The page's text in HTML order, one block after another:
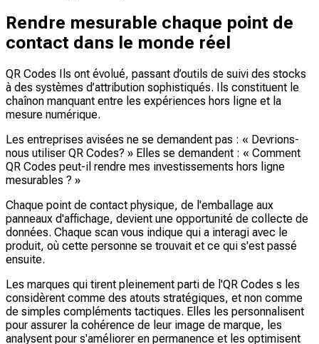
Rendre mesurable chaque point de
contact dans le monde réel
QR Codes Ils ont évolué, passant d’outils de suivi des stocks
à des systèmes d’attribution sophistiqués. Ils constituent le
chaînon manquant entre les expériences hors ligne et la
mesure numérique.
Les entreprises avisées ne se demandent pas : « Devrions-
nous utiliser QR Codes? » Elles se demandent : « Comment
QR Codes peut-il rendre mes investissements hors ligne
mesurables ? »
Chaque point de contact physique, de l'emballage aux
panneaux d'affichage, devient une opportunité de collecte de
données. Chaque scan vous indique qui a interagi avec le
produit, où cette personne se trouvait et ce qui s'est passé
ensuite.
Les marques qui tirent pleinement parti de l'QR Codes s les
considèrent comme des atouts stratégiques, et non comme
de simples compléments tactiques. Elles les personnalisent
pour assurer la cohérence de leur image de marque, les
analysent pour s'améliorer en permanence et les optimisent